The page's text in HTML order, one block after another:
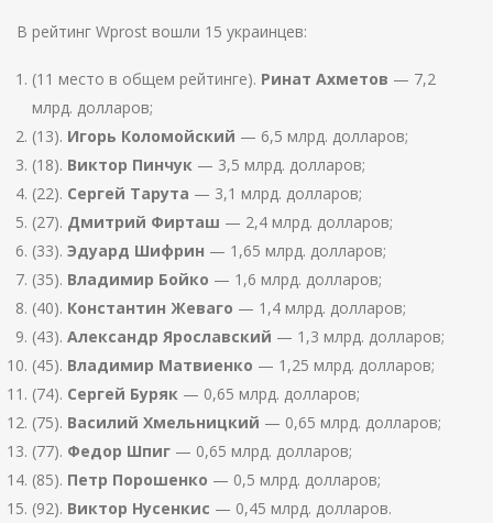
В рейтинг Wprost вошли 15 украинцев:
(11 место в общем рейтинге). Ринат Ахметов — 7,2
млрд. долларов;
(13). Игорь Коломойский — 6,5 млрд. долларов;
(18). Виктор Пинчук — 3,5 млрд. долларов;
(22). Сергей Тарута — 3,1 млрд. долларов;
(27). Дмитрий Фирташ — 2,4 млрд. долларов;
(33). Эдуард Шифрин — 1,65 млрд. долларов;
(35). Владимир Бойко — 1,6 млрд. долларов;
(40). Константин Жеваго — 1,4 млрд. долларов;
(43). Александр Ярославский — 1,3 млрд. долларов;
(45). Владимир Матвиенко — 1,25 млрд. долларов;
(74). Сергей Буряк — 0,65 млрд. долларов;
(75). Василий Хмельницкий — 0,65 млрд. долларов;
(77). Федор Шпиг — 0,65 млрд. долларов;
(85). Петр Порошенко — 0,5 млрд. долларов;
(92). Виктор Нусенкис — 0,45 млрд. долларов.